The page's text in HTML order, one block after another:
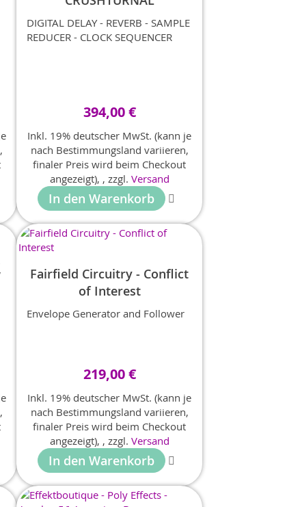
DIGITAL DELAY - REVERB - SAMPLE
REDUCER - CLOCK SEQUENCER
394,00 €
Inkl. 19% deutscher MwSt. (kann je
nach Bestimmungsland variieren,
finaler Preis wird beim Checkout
angezeigt), , zzgl. Versand
In den Warenkorb
Fairfield Circuitry - Conflict
of Interest
Envelope Generator and Follower
219,00 €
Inkl. 19% deutscher MwSt. (kann je
nach Bestimmungsland variieren,
finaler Preis wird beim Checkout
angezeigt), , zzgl. Versand
In den Warenkorb